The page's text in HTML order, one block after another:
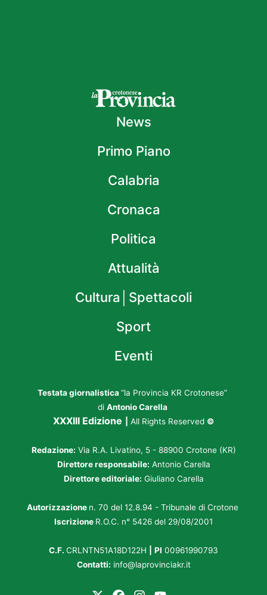
News
Primo Piano
Calabria
Cronaca
Politica
Attualità
Cultura│Spettacoli
Sport
Eventi
Testata giornalistica “la Provincia KR Crotonese”
di Antonio Carella
XXXIII Edizione All Rights Reserved ©
Redazione: Via R.A. Livatino, 5 - 88900 Crotone (KR)
Direttore responsabile: Antonio Carella
Direttore editoriale: Giuliano Carella
Autorizzazione n. 70 del 12.8.94 - Tribunale di Crotone
Iscrizione R.O.C. n° 5426 del 29/08/2001
C.F. CRLNTN51A18D122H PI 00961990793
Contatti: info@laprovinciakr.it